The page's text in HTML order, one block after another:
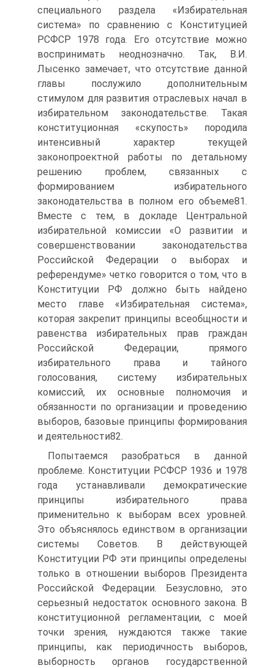
специального раздела «Избирательная
система» по сравнению с Конституцией
РСФСР 1978 года. Его отсутствие можно
воспринимать неоднозначно. Так, В.И.
Лысенко замечает, что отсутствие данной
главы послужило дополнительным
стимулом для развития отраслевых начал в
избирательном законодательстве. Такая
конституционная «скупость» породила
интенсивный характер текущей
законопроектной работы по детальному
решению проблем, связанных с
формированием избирательного
законодательства в полном его объеме81.
Вместе с тем, в докладе Центральной
избирательной комиссии «О развитии и
совершенствовании законодательства
Российской Федерации о выборах и
референдуме» четко говорится о том, что в
Конституции РФ должно быть найдено
место главе «Избирательная система»,
которая закрепит принципы всеобщности и
равенства избирательных прав граждан
Российской Федерации, прямого
избирательного права и тайного
голосования, систему избирательных
комиссий, их основные полномочия и
обязанности по организации и проведению
выборов, базовые принципы формирования
и деятельности82.
Попытаемся разобраться в данной
проблеме. Конституции РСФСР 1936 и 1978
года устанавливали демократические
принципы избирательного права
применительно к выборам всех уровней.
Это объяснялось единством в организации
системы Советов. В действующей
Конституции РФ эти принципы определены
только в отношении выборов Президента
Российской Федерации. Безусловно, это
серьезный недостаток основного закона. В
конституционной регламентации, с моей
точки зрения, нуждаются также такие
принципы, как периодичность выборов,
выборность органов государственной